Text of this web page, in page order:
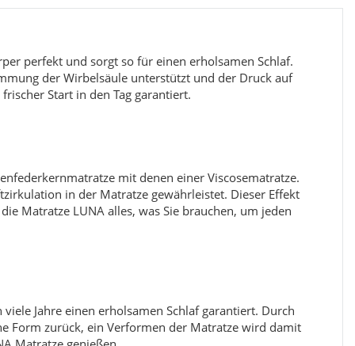
perfekt und sorgt so für einen erholsamen Schlaf.
der Wirbelsäule unterstützt und der Druck auf
Start in den Tag garantiert.
mit denen einer Viscosematratze.
in der Matratze gewährleistet. Dieser Effekt
Matratze LUNA alles, was Sie brauchen, um jeden
Jahre einen erholsamen Schlaf garantiert. Durch
Form zurück, ein Verformen der Matratze wird damit
1.199,99 € *